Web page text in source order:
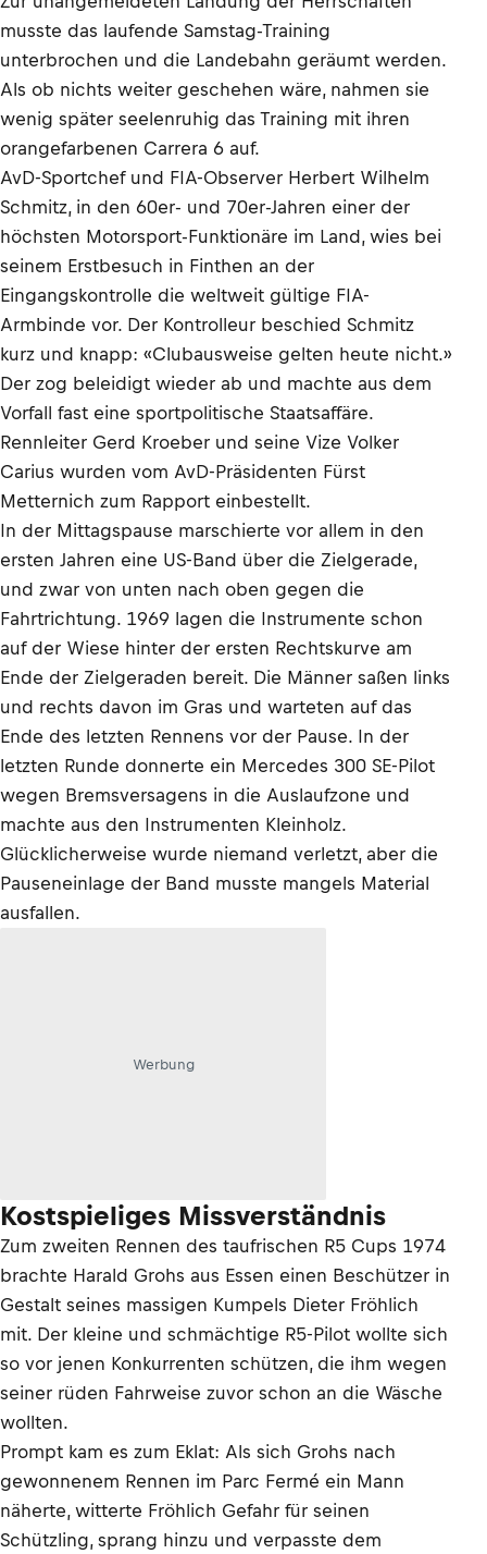
musste das laufende Samstag-Training
unterbrochen und die Landebahn geräumt werden.
Als ob nichts weiter geschehen wäre, nahmen sie
wenig später seelenruhig das Training mit ihren
orangefarbenen Carrera 6 auf.
AvD-Sportchef und FIA-Observer Herbert Wilhelm
Schmitz, in den 60er- und 70er-Jahren einer der
höchsten Motorsport-Funktionäre im Land, wies bei
seinem Erstbesuch in Finthen an der
Eingangskontrolle die weltweit gültige FIA-
Armbinde vor. Der Kontrolleur beschied Schmitz
kurz und knapp: «Clubausweise gelten heute nicht.»
Der zog beleidigt wieder ab und machte aus dem
Vorfall fast eine sportpolitische Staatsaffäre.
Rennleiter Gerd Kroeber und seine Vize Volker
Carius wurden vom AvD-Präsidenten Fürst
Metternich zum Rapport einbestellt.
In der Mittagspause marschierte vor allem in den
ersten Jahren eine US-Band über die Zielgerade,
und zwar von unten nach oben gegen die
Fahrtrichtung. 1969 lagen die Instrumente schon
auf der Wiese hinter der ersten Rechtskurve am
Ende der Zielgeraden bereit. Die Männer saßen links
und rechts davon im Gras und warteten auf das
Ende des letzten Rennens vor der Pause. In der
letzten Runde donnerte ein Mercedes 300 SE-Pilot
wegen Bremsversagens in die Auslaufzone und
machte aus den Instrumenten Kleinholz.
Glücklicherweise wurde niemand verletzt, aber die
Pauseneinlage der Band musste mangels Material
ausfallen.
Werbung
Kostspieliges Missverständnis
Zum zweiten Rennen des taufrischen R5 Cups 1974
brachte Harald Grohs aus Essen einen Beschützer in
Gestalt seines massigen Kumpels Dieter Fröhlich
mit. Der kleine und schmächtige R5-Pilot wollte sich
so vor jenen Konkurrenten schützen, die ihm wegen
seiner rüden Fahrweise zuvor schon an die Wäsche
wollten.
Prompt kam es zum Eklat: Als sich Grohs nach
gewonnenem Rennen im Parc Fermé ein Mann
näherte, witterte Fröhlich Gefahr für seinen
Schützling, sprang hinzu und verpasste dem